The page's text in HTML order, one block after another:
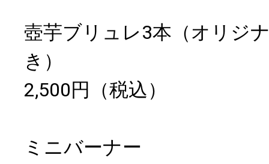
壺芋ブリュレ3本（オリジ
き）
2,500円（税込）
ミニバーナー